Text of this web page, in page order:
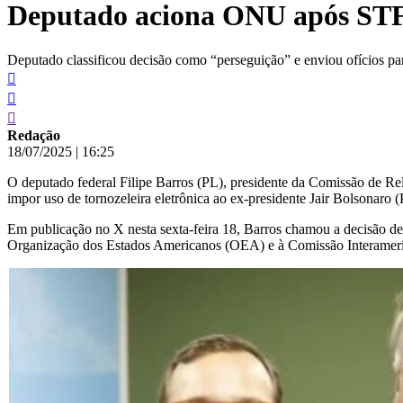
conteúdo
Deputado aciona ONU após
Deputado classificou decisão como “perseguição” e enviou ofícios
Redação
18/07/2025 | 16:25
O deputado federal Filipe Barros (PL), presidente da Comissão de
impor uso de tornozeleira eletrônica ao ex-presidente Jair Bolsonaro
Em publicação no X nesta sexta-feira 18, Barros chamou a decisão
Organização dos Estados Americanos (OEA) e à Comissão